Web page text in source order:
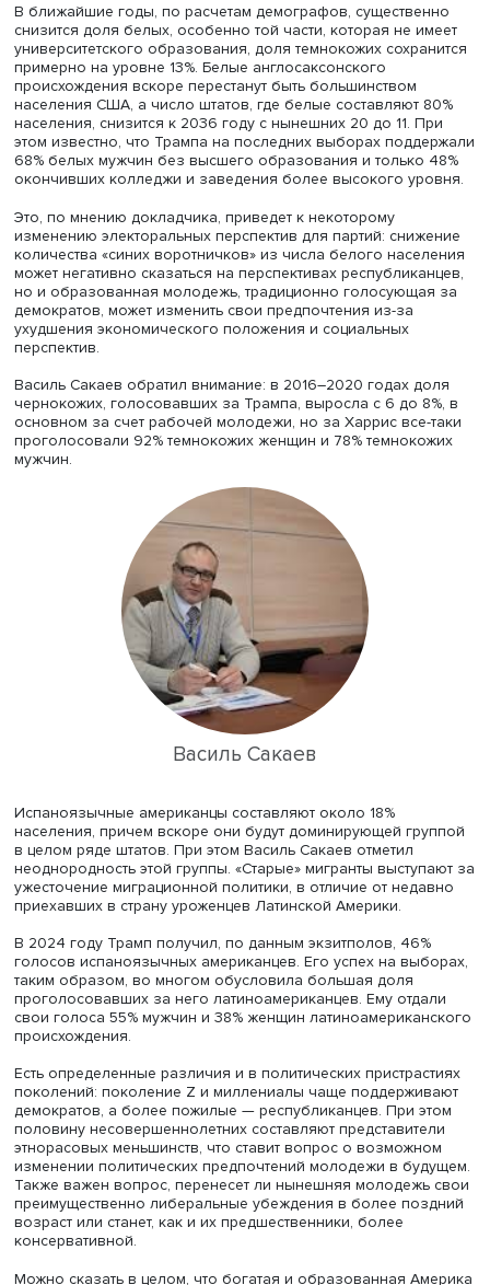
системными причинами и лишь отчасти углубилась из-
личности Дональда Трампа. Поляризация стала
депривации, сохраняющейся дискриминации отдельных
населения по расовому или этническому признаку.
Недавняя перепись населения зафиксировала
достаточно быстрого изменения национального и
состава населения США: по данным переписи 2020
сравнению с 2010 годом доля белых снизилась с 72,4
доля темнокожего населения колеблется на уровне
Значительно выросла доля заявивших о себе как о
представителях сразу двух рас, также увеличилась
американцев азиатского происхождения.
В ближайшие годы, по расчетам демографов,
снизится доля белых, особенно той части, которая не
университетского образования, доля темнокожих
примерно на уровне 13%. Белые англосаксонского
происхождения вскоре перестанут быть большинством
населения США, а число штатов, где белые составляют
населения, снизится к 2036 году с нынешних 20 до 11.
этом известно, что Трампа на последних выборах
68% белых мужчин без высшего образования и
окончивших колледжи и заведения более высокого
Это, по мнению докладчика, приведет к некоторому
изменению электоральных перспектив для партий:
количества «синих воротничков» из числа белого
может негативно сказаться на перспективах
но и образованная молодежь, традиционно
демократов, может изменить свои предпочтения из-за
ухудшения экономического положения и социальных
Василь Сакаев обратил внимание: в 2016–2020 годах
основном за счет рабочей молодежи, но за Харрис
проголосовали 92% темнокожих женщин и 78%
мужчин.
Василь Сакаев
Испаноязычные американцы составляют около 18%
населения, причем вскоре они будут доминирующей